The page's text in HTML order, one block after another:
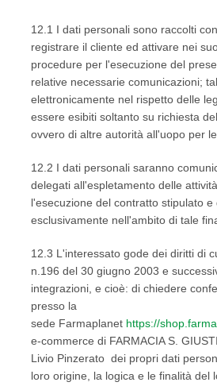
12.1 I dati personali sono raccolti
registrare il cliente ed attivare nei
procedure per l'esecuzione del
relative necessarie comunicazioni;
elettronicamente nel rispetto delle
essere esibiti soltanto su richiesta
ovvero di altre autorità all'uopo per
12.2 I dati personali saranno
delegati all'espletamento delle
l'esecuzione del contratto stipulato e
esclusivamente nell'ambito di tale
12.3 L'interessato gode dei diritti di
n.196 del 30 giugno 2003 e
integrazioni, e cioè: di chiedere
presso la
sede Farmaplanet https://
e-commerce di FARMACIA S.
Livio Pinzerato dei propri dati
loro origine, la logica e le finalità del